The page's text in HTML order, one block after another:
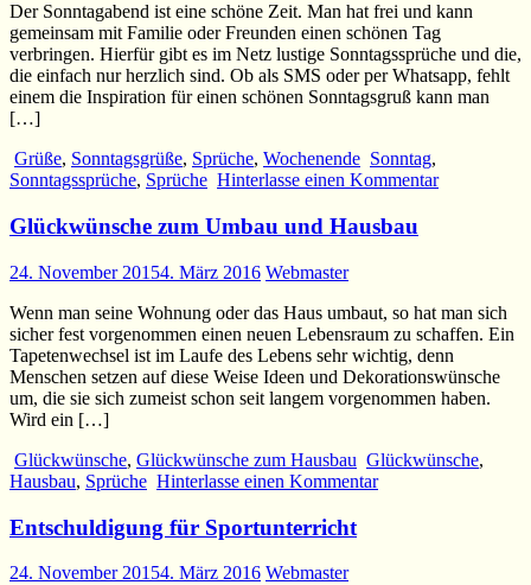
Der Sonntagabend ist eine schöne Zeit. Man hat frei und kann
gemeinsam mit Familie oder Freunden einen schönen Tag
verbringen. Hierfür gibt es im Netz lustige Sonntagssprüche und die,
die einfach nur herzlich sind. Ob als SMS oder per Whatsapp, fehlt
einem die Inspiration für einen schönen Sonntagsgruß kann man
[…]
Grüße, Sonntagsgrüße, Sprüche, Wochenende Sonntag,
Sonntagssprüche, Sprüche Hinterlasse einen Kommentar
Glückwünsche zum Umbau und Hausbau
24. November 20154. März 2016 Webmaster
Wenn man seine Wohnung oder das Haus umbaut, so hat man sich
sicher fest vorgenommen einen neuen Lebensraum zu schaffen. Ein
Tapetenwechsel ist im Laufe des Lebens sehr wichtig, denn
Menschen setzen auf diese Weise Ideen und Dekorationswünsche
um, die sie sich zumeist schon seit langem vorgenommen haben.
Wird ein […]
Glückwünsche, Glückwünsche zum Hausbau Glückwünsche,
Hausbau, Sprüche Hinterlasse einen Kommentar
Entschuldigung für Sportunterricht
24. November 20154. März 2016 Webmaster